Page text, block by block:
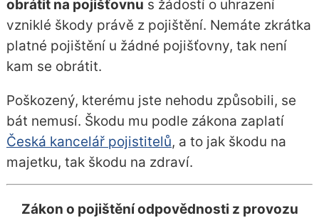
obrátit na pojišťovnu s žádostí o uhrazení
vzniklé škody právě z pojištění. Nemáte zkrátka
platné pojištění u žádné pojišťovny, tak není
kam se obrátit.
Poškozený, kterému jste nehodu způsobili, se
bát nemusí. Škodu mu podle zákona zaplatí
Česká kancelář pojistitelů, a to jak škodu na
majetku, tak škodu na zdraví.
Zákon o pojištění odpovědnosti z provozu